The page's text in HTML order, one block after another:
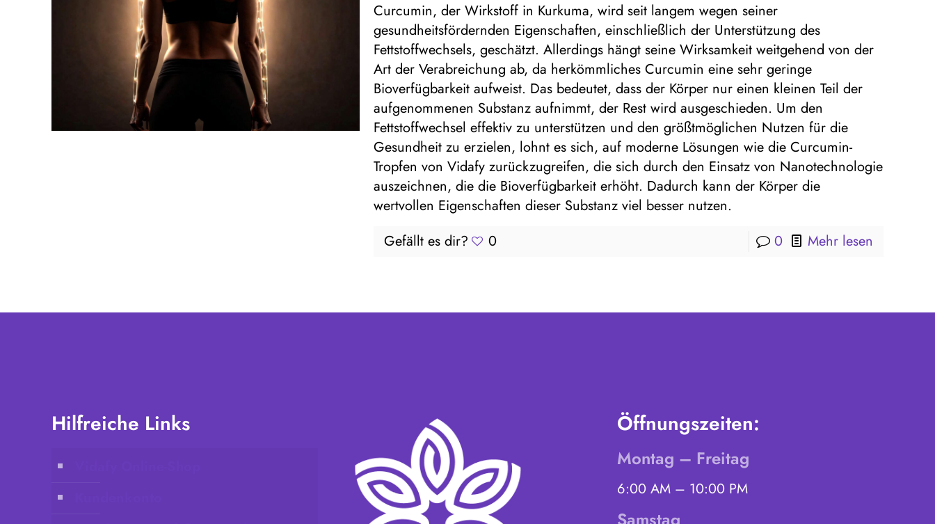
Curcumin, der Wirkstoff in Kurkuma, wird seit langem wegen seiner
gesundheitsfördernden Eigenschaften, einschließlich der Unterstützung des
Fettstoffwechsels, geschätzt. Allerdings hängt seine Wirksamkeit weitgehend von der
Art der Verabreichung ab, da herkömmliches Curcumin eine sehr geringe
Bioverfügbarkeit aufweist. Das bedeutet, dass der Körper nur einen kleinen Teil der
aufgenommenen Substanz aufnimmt, der Rest wird ausgeschieden. Um den
Fettstoffwechsel effektiv zu unterstützen und den größtmöglichen Nutzen für die
Gesundheit zu erzielen, lohnt es sich, auf moderne Lösungen wie die Curcumin-
Tropfen von Vidafy zurückzugreifen, die sich durch den Einsatz von Nanotechnologie
auszeichnen, die die Bioverfügbarkeit erhöht. Dadurch kann der Körper die
wertvollen Eigenschaften dieser Substanz viel besser nutzen.
Gefällt es dir?
0 0 Mehr lesen
Hilfreiche Links Öffnungszeiten:
Montag – Freitag
6:00 AM – 10:00 PM